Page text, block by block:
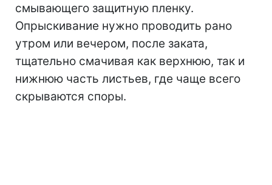
смывающего защитную пленку.
Опрыскивание нужно проводить рано
утром или вечером, после заката,
тщательно смачивая как верхнюю, так и
нижнюю часть листьев, где чаще всего
скрываются споры.